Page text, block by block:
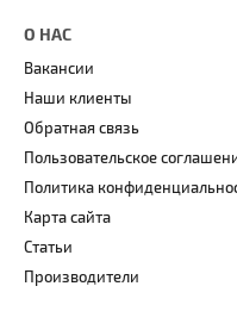
О НАС
Вакансии
Наши клиенты
Обратная связь
Пользовательское
Политика
Карта сайта
Статьи
Производители